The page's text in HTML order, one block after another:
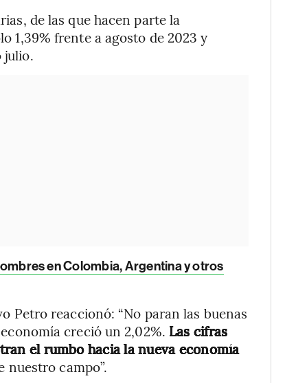
de las que hacen parte la
1,39% frente a agosto de 2023 y
julio.
en Colombia, Argentina y otros
Petro reaccionó: “No paran las buenas
creció un 2,02%. Las cifras
el rumbo hacia la nueva economía
campo”.